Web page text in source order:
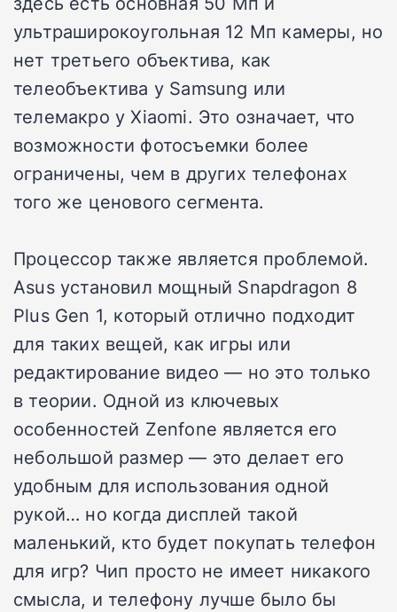
ультраширокоугольная 12 Мп камеры, но
нет третьего объектива, как
телеобъектива у Samsung или
телемакро у Xiaomi. Это означает, что
возможности фотосъемки более
ограничены, чем в других телефонах
того же ценового сегмента.
Процессор также является проблемой.
Asus установил мощный Snapdragon 8
Plus Gen 1, который отлично подходит
для таких вещей, как игры или
редактирование видео — но это только
в теории. Одной из ключевых
особенностей Zenfone является его
небольшой размер — это делает его
удобным для использования одной
рукой… но когда дисплей такой
маленький, кто будет покупать телефон
для игр? Чип просто не имеет никакого
смысла, и телефону лучше было бы